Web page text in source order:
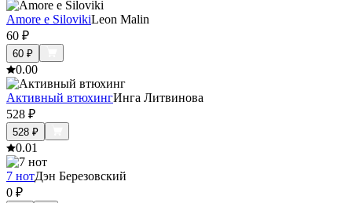
Amore e SilovikiLeon Malin
60 ₽
60 ₽
0.00
Активный втюхингИнга Литвинова
528 ₽
528 ₽
0.01
7 нотДэн Березовский
0 ₽